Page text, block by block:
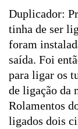
Duplicador:
tinha de ser
foram
saída. Foi
para ligar os
de ligação da
Rolamentos
ligados dois